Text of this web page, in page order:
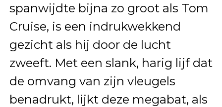
spanwijdte bijna zo groot als Tom
Cruise, is een indrukwekkend
gezicht als hij door de lucht
zweeft. Met een slank, harig lijf dat
de omvang van zijn vleugels
benadrukt, lijkt deze megabat, als